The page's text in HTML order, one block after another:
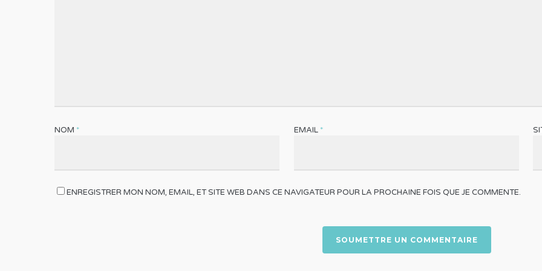
NOM * EMAIL *
ENREGISTRER MON NOM, EMAIL, ET SITE WEB DANS CE NAVIGATEUR POUR LA PROCHAINE FOIS QUE JE COMMENTE.